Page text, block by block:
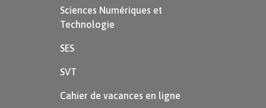
Sciences Numériques et
Technologie
SES
SVT
Cahier de vacances en ligne